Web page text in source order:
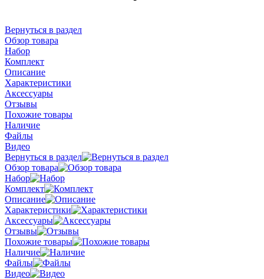
Вернуться в раздел
Обзор товара
Набор
Комплект
Описание
Характеристики
Аксессуары
Отзывы
Похожие товары
Наличие
Файлы
Видео
Вернуться в раздел
Обзор товара
Набор
Комплект
Описание
Характеристики
Аксессуары
Отзывы
Похожие товары
Наличие
Файлы
Видео